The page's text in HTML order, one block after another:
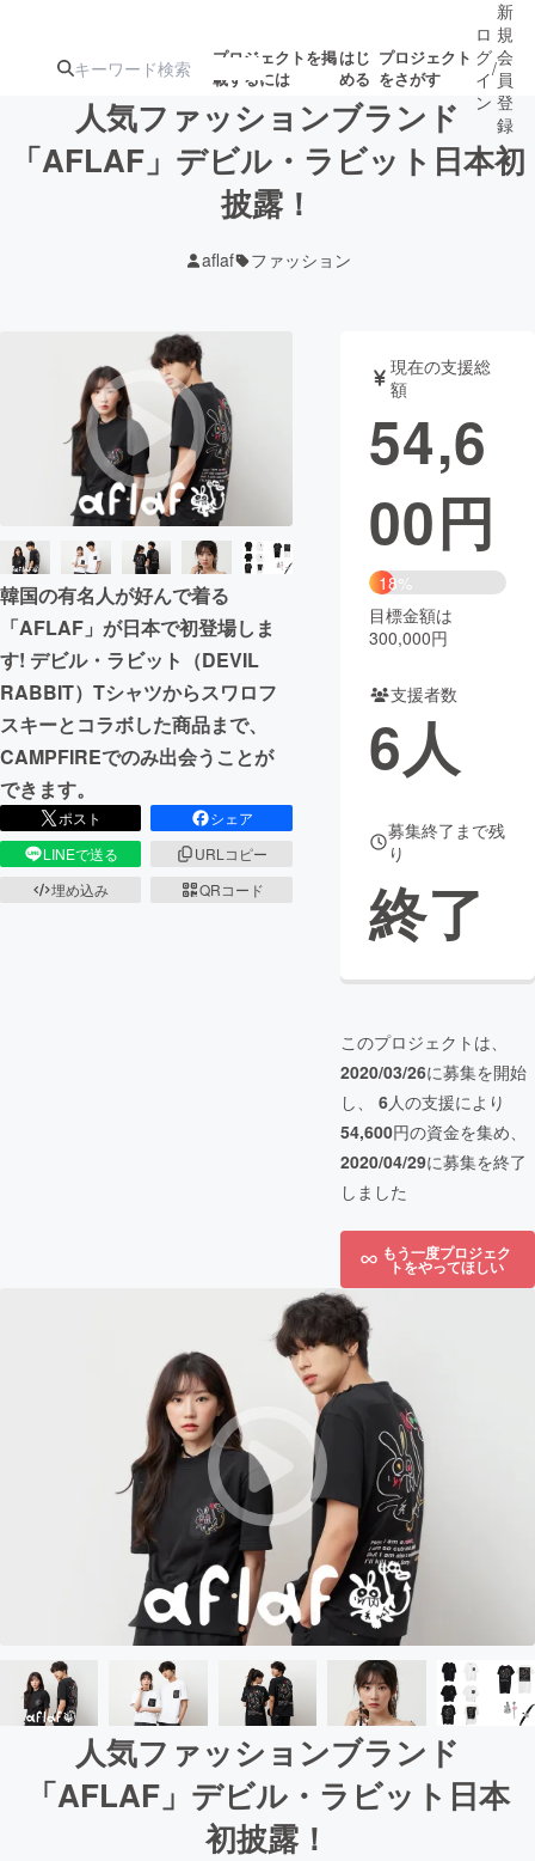
プロジェクトを掲
載するには
はじ
める
プロジェクト
をさがす
注目の新着プロ 募集終了が近いプ
テクノロジー・ガジェット
映像・映画 書籍・雑誌
ビジネス・起業 チャレンジ
まちづくり・地域活性化
CAMPFIRE for Social Good
CAMPFIRE Creation
CAMPFIREふるさと納税
コミュニティ
ロ
グ
イ
ン
/
新
規
会
員
登
録
人気ファッションブランド
「AFLAF」デビル・ラビット日本初
披露！
aflaf ファッション
韓国の有名人が好んで着る
「AFLAF」が日本で初登場しま
す! デビル・ラビット（DEVIL
RABBIT）Tシャツからスワロフ
スキーとコラボした商品まで、
CAMPFIREでのみ出会うことが
できます。
ポスト
シェア
LINEで送る
URLコピー
埋め込み
QRコード
現在の支援総
額
54,6
00円
18%
目標金額は
300,000円
支援者数
6人
募集終了まで残
り
終了
このプロジェクトは、
2020/03/26に募集を開始
し、 6人の支援により
54,600円の資金を集め、
2020/04/29に募集を終了
しました
もう一度プロジェク
トをやってほしい
人気ファッションブランド
「AFLAF」デビル・ラビット日本
初披露！